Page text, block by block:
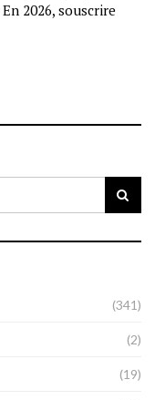
2026, souscrire
(341)
(2)
(19)